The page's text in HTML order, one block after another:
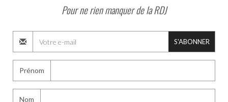
Pour ne rien manquer de la RDJ
S'ABONNER
Prénom
Nom